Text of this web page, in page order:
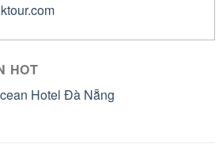
HOT
Hotel Đà Nẵng